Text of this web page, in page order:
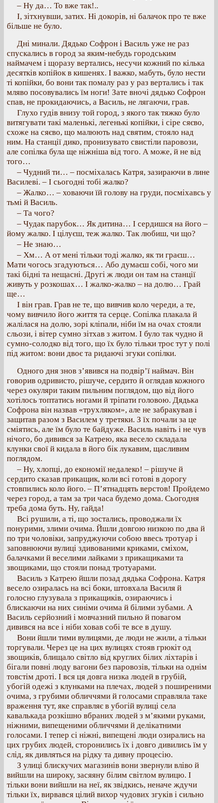
– Ну да… То вже так!..
І, зітхнувши, затих. Ні докорів, ні балачок про те вже
більше не було.
Дні минали. Дядько Софрон і Василь уже не раз
спускались в город за яким-небудь городським
наймачем і щоразу вертались, несучи кожний по кілька
десятків копійок в кишенях. І важко, мабуть, було нести
ті копійки, бо вони так помалу раз у раз вертались і так
мляво посовувались їм ноги! Зате вночі дядько Софрон
спав, не прокидаючись, а Василь, не лягаючи, грав.
Глухо гудів внизу той город, з якого так тяжко було
витягувати такі маленькі, легенькі копійки, і сіре сяєво,
схоже на сяєво, що малюють над святим, стояло над
ним. На станції дико, пронизувато свистіли паровози,
але сопілка була ще ніжніша від того. А може, й не від
того…
– Чудний ти… – посміхалась Катря, зазираючи в лине
Василеві. – І сьогодні тобі жалко?
– Жалко… – ховаючи їй голову на груди, посміхавсь у
тьмі й Василь.
– Та чого?
– Чудак парубок… Як дитина… І сердишся на його –
йому жалко. І цілуєш, теж жалко. Так любиш, чи що?
– Не знаю…
– Хм… А от мені тільки тоді жалко, як ти граєш…
Мати чогось згадуються… Або думаєш собі, чого ми
такі бідні та нещасні. Другі ж люди он там на станції
живуть у розкошах… І жалко-жалко – на долю… Грай
ще…
І він грав. Грав не те, що вивчив коло череди, а те,
чому вивчило його життя та серце. Сопілка плакала й
жалілася на долю, зорі кліпали, ніби їм на очах стояли
сльози, і вітер сумно зітхав з житом. І було так чудно й
сумно-солодко від того, що їх було тільки троє тут у полі
під житом: вони двоє та ридаючі згуки сопілки.
Одного дня знов з’явився на подвір’ї наймач. Він
говорив одривисто, рішуче, сердито й оглядав кожного
через окуляри таким пильним поглядом, що від його
хотілось топтатись ногами й тріпати головою. Дядька
Софрона він назвав «трухляком», але не забракував і
защитав разом з Василем у третяки. З їх почали за це
сміятись, але їм було те байдуже. Василь навіть і не чув
нічого, бо дивився за Катрею, яка весело складала
клунки свої й кидала в його бік лукавим, щасливим
поглядом.
– Ну, хлопці, до економії недалеко! – рішуче й
сердито сказав прикащик, коли всі готові в дорогу
стовпились коло його. – П’ятнадцять верстов! Пройдемо
через город, а там за три часа будемо дома. Сьогодня
треба дома буть. Ну, гайда!
Всі рушили, а ті, що зостались, проводжали їх
понурими, злими очима. Йшли довгою низкою по два й
по три чоловіки, запруджуючи собою ввесь тротуар і
заповнюючи вулиці здивованими криками, сміхом,
балачками й веселими лайками з прикащиками та
звощиками, що стояли понад тротуарами.
Василь з Катрею йшли позад дядька Софрона. Катря
весело озиралась на всі боки, штовхала Василя й
голосно глузувала з прикащиків, озираючись і
блискаючи на них синіми очима й білими зубами. А
Василь серйозний і мовчазний пильно й повагом
дивився на все і ніби ховав собі те все в душу.
Вони йшли тими вулицями, де люди не жили, а тільки
торгували. Через це на цих вулицях стояв грюкіт од
звощиків, блищало світло від круглих білих ліхтарів і
бігали повні люду вагони без паровозів, тільки на однім
товстім дроті. І вся ця довга низка людей в грубій,
убогій одежі з клунками на плечах, людей з поширеними
очима, з грубими обличчями й голосами справляла таке
враження тут, яке справляє в убогій вулиці села
кавалькада розкішно вбраних людей з м’якими руками,
ніжними, випещеними обличчями й делікатними
голосами. І тепер сі ніжні, випещені люди озирались на
цих грубих людей, сторонились їх і довго дивились їм у
слід, як дивляться на рідку та дивну процесію.
З улиці блискучих магазинів вони звернули вліво й
вийшли на широку, засяяну білим світлом вулицю. І
тільки вони вийшли на неї, як звідкись, неначе ждучи
тільки їх, вирвався цілий вихор чудових згуків і сильно